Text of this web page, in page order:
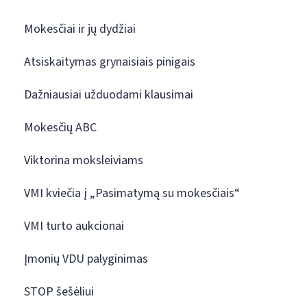
Mokesčiai ir jų dydžiai
Atsiskaitymas grynaisiais pinigais
Dažniausiai užduodami klausimai
Mokesčių ABC
Viktorina moksleiviams
VMI kviečia į „Pasimatymą su mokesčiais“
VMI turto aukcionai
Įmonių VDU palyginimas
STOP šešėliui